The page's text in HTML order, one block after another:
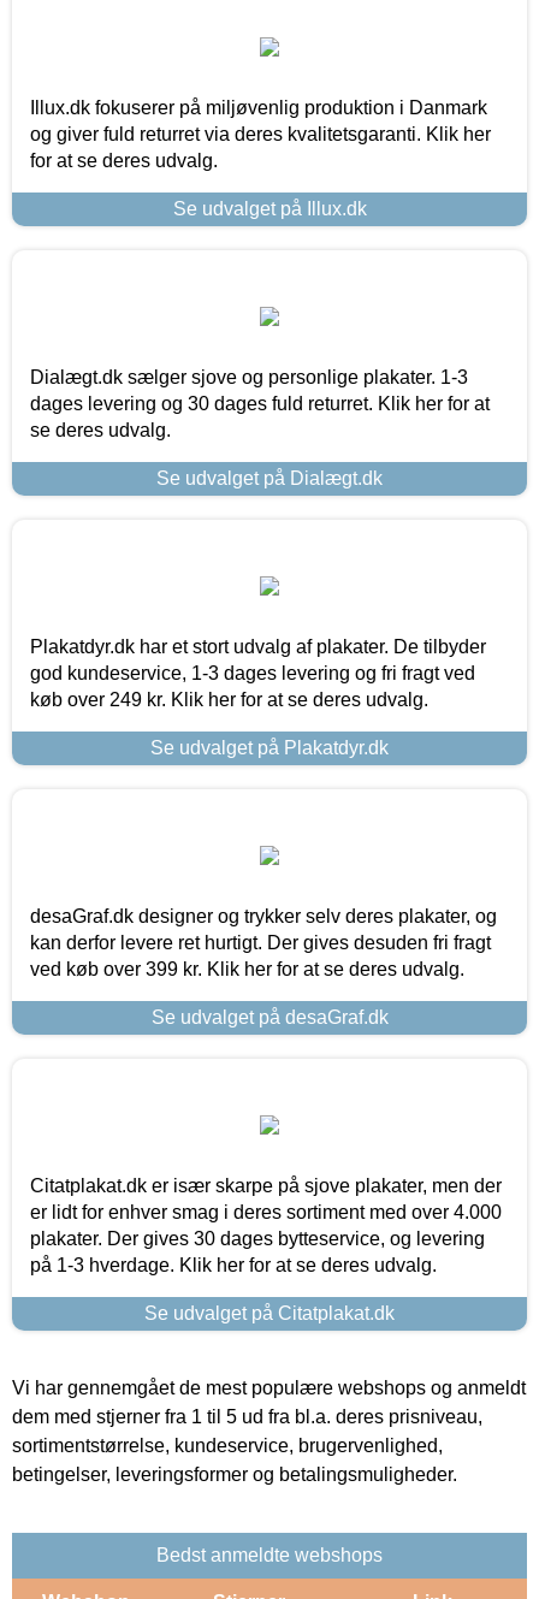
Illux.dk fokuserer på miljøvenlig produktion i Danmark
og giver fuld returret via deres kvalitetsgaranti. Klik her
for at se deres udvalg.
Se udvalget på Illux.dk
Dialægt.dk sælger sjove og personlige plakater. 1-3
dages levering og 30 dages fuld returret. Klik her for at
se deres udvalg.
Se udvalget på Dialægt.dk
Plakatdyr.dk har et stort udvalg af plakater. De tilbyder
god kundeservice, 1-3 dages levering og fri fragt ved
køb over 249 kr. Klik her for at se deres udvalg.
Se udvalget på Plakatdyr.dk
desaGraf.dk designer og trykker selv deres plakater, og
kan derfor levere ret hurtigt. Der gives desuden fri fragt
ved køb over 399 kr. Klik her for at se deres udvalg.
Se udvalget på desaGraf.dk
Citatplakat.dk er især skarpe på sjove plakater, men der
er lidt for enhver smag i deres sortiment med over 4.000
plakater. Der gives 30 dages bytteservice, og levering
på 1-3 hverdage. Klik her for at se deres udvalg.
Se udvalget på Citatplakat.dk
Vi har gennemgået de mest populære webshops og anmeldt
dem med stjerner fra 1 til 5 ud fra bl.a. deres prisniveau,
sortimentstørrelse, kundeservice, brugervenlighed,
betingelser, leveringsformer og betalingsmuligheder.
Bedst anmeldte webshops